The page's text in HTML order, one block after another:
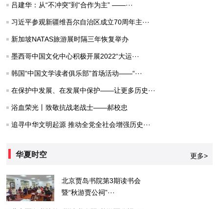
吕建华：从“不冲突”到“合作为主” ——···
习近平参观新疆维吾尔自治区成立70周年主···
新加坡NATAS旅游展时隔三年恢复举办
墨西哥中国文化中心积极开展2022“大运···
韩国“中国文学读者俱乐部”首场活动——“···
在保护中发展、在发展中保护——让更多历史···
浴血荣光丨致敬抗战老战士——郝校忠
追寻中华文明起源 推动全党全社会增强历史···
华夏时空 更多>
北京贾岛书院第3期读书会
暨“秋游贾公祠”···